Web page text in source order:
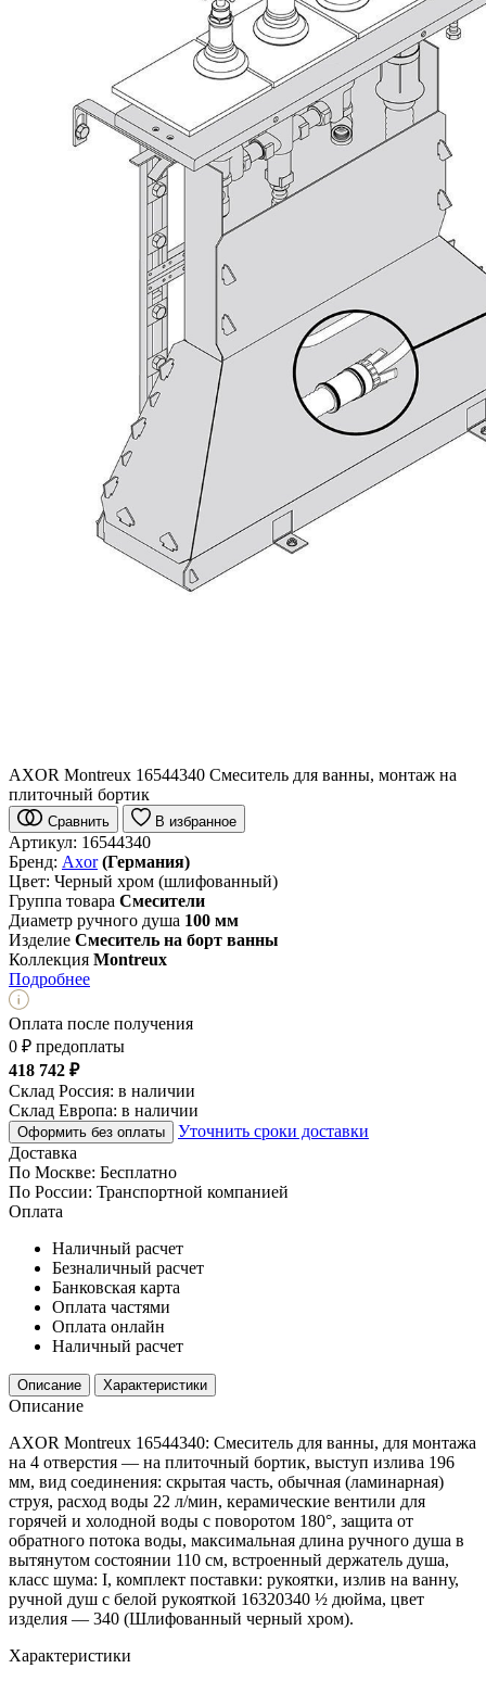
AXOR Montreux 16544340 Смеситель для ванны, монтаж на
плиточный бортик
Сравнить В избранное
Артикул: 16544340
Бренд: Axor (Германия)
Цвет: Черный хром (шлифованный)
Группа товара Смесители
Диаметр ручного душа 100 мм
Изделие Смеситель на борт ванны
Коллекция Montreux
Подробнее
Оплата после получения
0 ₽ предоплаты
418 742 ₽
Склад Россия: в наличии
Склад Европа: в наличии
Оформить без оплаты
Уточнить сроки доставки
Доставка
По Москве: Бесплатно
По России: Транспортной компанией
Оплата
Наличный расчет
Безналичный расчет
Банковская карта
Оплата частями
Оплата онлайн
Наличный расчет
Описание Характеристики
Описание
AXOR Montreux 16544340: Смеситель для ванны, для монтажа
на 4 отверстия — на плиточный бортик, выступ излива 196
мм, вид соединения: скрытая часть, обычная (ламинарная)
струя, расход воды 22 л/мин, керамические вентили для
горячей и холодной воды с поворотом 180°, защита от
обратного потока воды, максимальная длина ручного душа в
вытянутом состоянии 110 см, встроенный держатель душа,
класс шума: I, комплект поставки: рукоятки, излив на ванну,
ручной душ с белой рукояткой 16320340 ½ дюйма, цвет
изделия — 340 (Шлифованный черный хром).
Характеристики